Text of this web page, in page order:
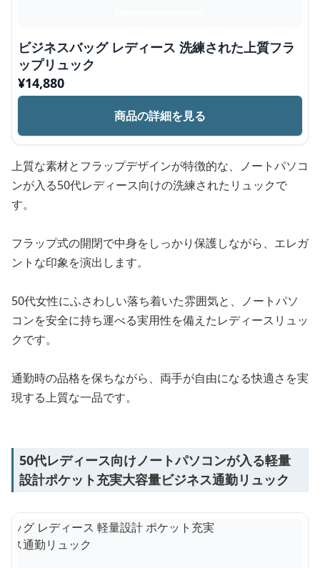
ビジネスバッグ レディース 洗練された上質フラ
ップリュック
¥14,880
商品の詳細を見る
上質な素材とフラップデザインが特徴的な、ノートパソコ
ンが入る50代レディース向けの洗練されたリュックで
す。
フラップ式の開閉で中身をしっかり保護しながら、エレガ
ントな印象を演出します。
50代女性にふさわしい落ち着いた雰囲気と、ノートパソ
コンを安全に持ち運べる実用性を備えたレディースリュッ
クです。
通勤時の品格を保ちながら、両手が自由になる快適さを実
現する上質な一品です。
50代レディース向けノートパソコンが入る軽量
設計ポケット充実大容量ビジネス通勤リュック